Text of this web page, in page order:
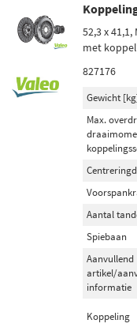
52,3 x
met
827176
Gewicht
Max.
Aantal
Spiebaan
Aanvullend
artikel/
informatie
Koppeling